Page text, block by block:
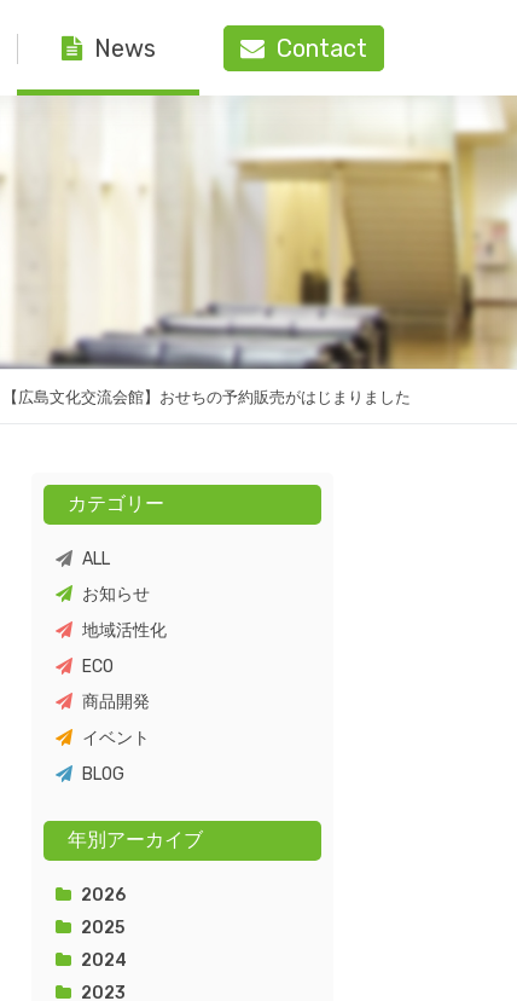
News Contact
【広島文化交流会館】おせちの予約販売がはじまりました
カテゴリー
ALL
お知らせ
地域活性化
ECO
商品開発
イベント
BLOG
年別アーカイブ
2026
2025
2024
2023